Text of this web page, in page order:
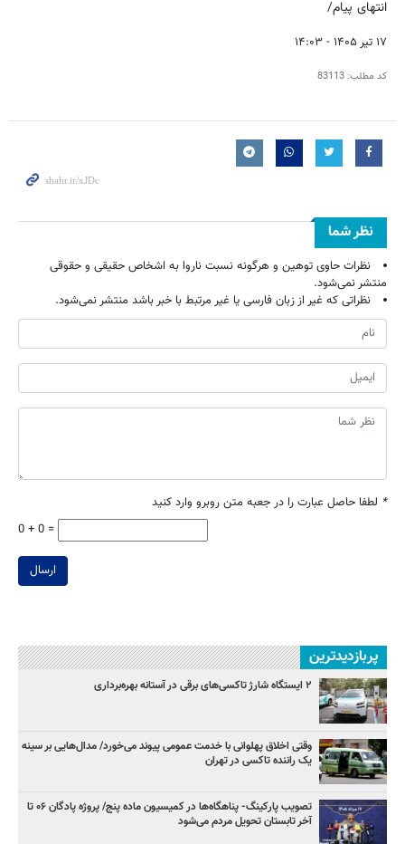
انتهای پیام/
۱۷ تیر ۱۴۰۵ - ۱۴:۰۳
کد مطلب: 83113
نظر شما
نظرات حاوی توهین و هرگونه نسبت ناروا به اشخاص حقیقی و حقوقی
منتشر نمی‌شود.
نظراتی که غیر از زبان فارسی یا غیر مرتبط با خبر باشد منتشر نمی‌شود.
* لطفا حاصل عبارت را در جعبه متن روبرو وارد کنید
0 + 0 =
ارسال
پربازدیدترین
۲ ایستگاه شارژ تاکسی‌های برقی در آستانه بهره‌برداری
وقتی اخلاق پهلوانی با خدمت عمومی پیوند می‌خورد/ مدال‌هایی بر سینه
یک راننده تاکسی در تهران
تصویب پارکینگ- پناهگاه‌ها در کمیسیون ماده پنج/ پروژه پادگان ۰۶ تا
آخر تابستان تحویل مردم می‌شود